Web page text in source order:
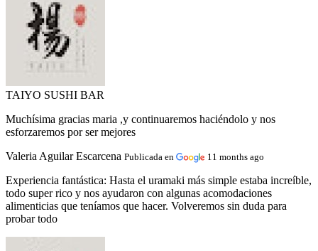
TAIYO SUSHI BAR
Muchísima gracias maria ,y continuaremos haciéndolo y nos
esforzaremos por ser mejores
Valeria Aguilar Escarcena Publicada en 11 months ago
Experiencia fantástica: Hasta el uramaki más simple estaba increíble,
todo super rico y nos ayudaron con algunas acomodaciones
alimenticias que teníamos que hacer. Volveremos sin duda para
probar todo